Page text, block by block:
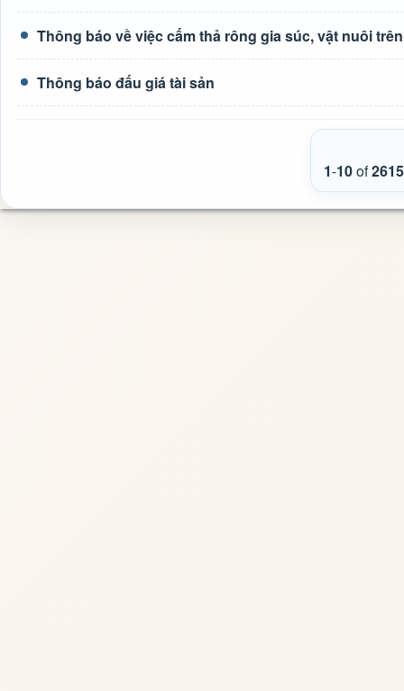
Thông báo về việc cấm thả rông gia súc, vật nuôi
Thông báo đấu giá tài sản
1-10of2615